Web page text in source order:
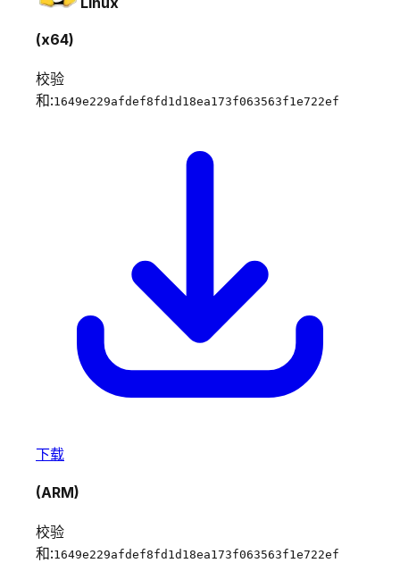
(x64)
校验
和:1649e229afdef8fd1d18ea173f063563f1e722ef
下载
(ARM)
校验
和:1649e229afdef8fd1d18ea173f063563f1e722ef